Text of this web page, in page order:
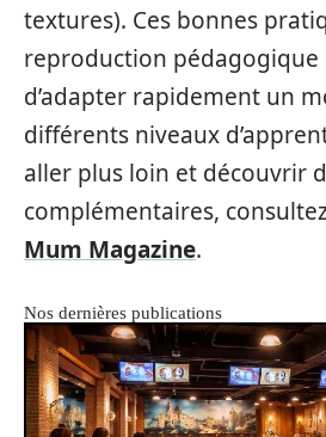
textures). Ces bonnes
reproduction
d’adapter rapidement un
différents niveaux
aller plus loin et découvrir
complémentaires,
Mum Magazine.
Nos dernières publications